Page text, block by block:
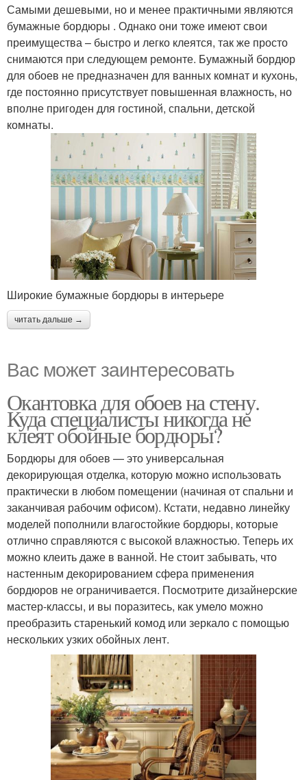
Самыми дешевыми, но и менее практичными являются
бумажные бордюры . Однако они тоже имеют свои
преимущества – быстро и легко клеятся, так же просто
снимаются при следующем ремонте. Бумажный бордюр
для обоев не предназначен для ванных комнат и кухонь,
где постоянно присутствует повышенная влажность, но
вполне пригоден для гостиной, спальни, детской
комнаты.
Широкие бумажные бордюры в интерьере
читать дальше →
Вас может заинтересовать
Окантовка для обоев на стену.
Куда специалисты никогда не
клеят обойные бордюры?
Бордюры для обоев — это универсальная
декорирующая отделка, которую можно использовать
практически в любом помещении (начиная от спальни и
заканчивая рабочим офисом). Кстати, недавно линейку
моделей пополнили влагостойкие бордюры, которые
отлично справляются с высокой влажностью. Теперь их
можно клеить даже в ванной. Не стоит забывать, что
настенным декорированием сфера применения
бордюров не ограничивается. Посмотрите дизайнерские
мастер-классы, и вы поразитесь, как умело можно
преобразить старенький комод или зеркало с помощью
нескольких узких обойных лент.